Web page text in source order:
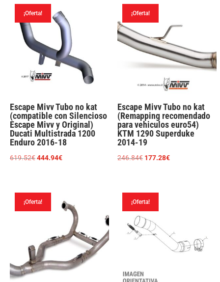
¡Oferta!
Escape Mivv Tubo no kat
(compatible con Silencioso
Escape Mivv y Original)
Ducati Multistrada 1200
Enduro 2016-18
619.52€El
619.52€.
444.94€El
444.94€.
¡Oferta!
Escape Mivv Tubo no kat
(Remapping recomendado
para vehiculos euro54)
KTM 1290 Superduke
2014-19
246.84€ El
177.28€El
¡Oferta! ¡Oferta!